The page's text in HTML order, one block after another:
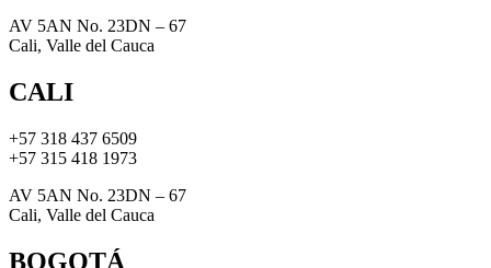
AV 5AN No. 23DN – 67
Cali, Valle del Cauca
CALI
+57 318 437 6509
+57 315 418 1973
AV 5AN No. 23DN – 67
Cali, Valle del Cauca
BOGOTÁ